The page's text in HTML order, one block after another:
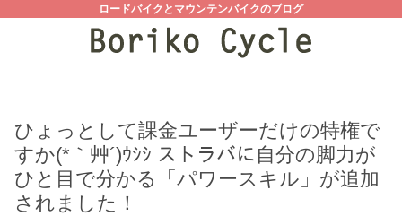
ロードバイクとマウンテンバイクのブログ
ひょっとして課金ユーザーだけの特権で
すか(*｀艸´)ｳｼｼ ストラバに自分の脚力が
ひと目で分かる「パワースキル」が追加
されました！